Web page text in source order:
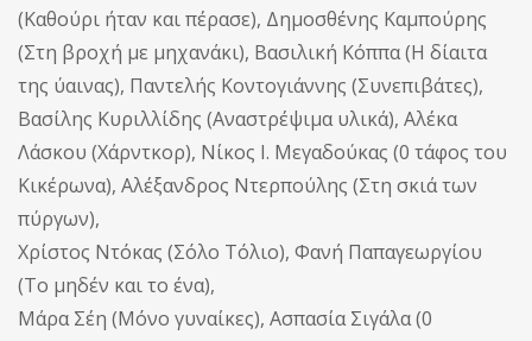
(Καθούρι ήταν και πέρασε), Δημοσθένης Καμπούρης
(Στη βροχή με μηχανάκι), Βασιλική Κόππα (Η δίαιτα
της ύαινας), Παντελής Κοντογιάννης (Συνεπιβάτες),
Βασίλης Κυριλλίδης (Αναστρέψιμα υλικά), Αλέκα
Λάσκου (Χάρντκορ), Νίκος I. Μεγαδούκας (0 τάφος του
Κικέρωνα), Αλέξανδρος Ντερπούλης (Στη σκιά των
πύργων),
Χρίστος Ντόκας (Σόλο Τόλιο), Φανή Παπαγεωργίου
(Το μηδέν και το ένα),
Μάρα Σέη (Μόνο γυναίκες), Ασπασία Σιγάλα (0